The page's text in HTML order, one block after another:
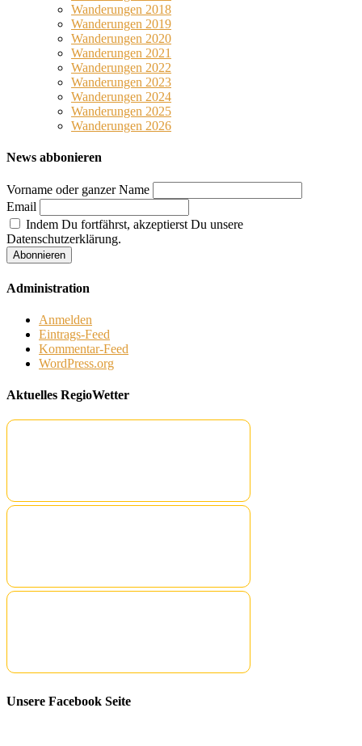
Wanderungen 2018
Wanderungen 2019
Wanderungen 2020
Wanderungen 2021
Wanderungen 2022
Wanderungen 2023
Wanderungen 2024
Wanderungen 2025
Wanderungen 2026
News abbonieren
Vorname oder ganzer Name
Email
Indem Du fortfährst, akzeptierst Du unsere
Datenschutzerklärung.
Administration
Anmelden
Eintrags-Feed
Kommentar-Feed
WordPress.org
Aktuelles RegioWetter
Unsere Facebook Seite